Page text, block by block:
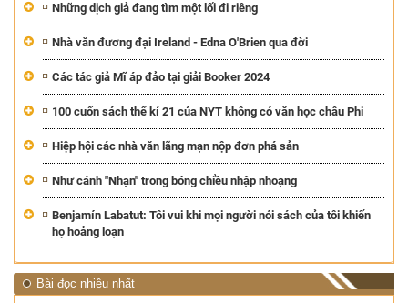
Những dịch giả đang tìm một lối đi riêng
Nhà văn đương đại Ireland - Edna O'Brien qua đời
Các tác giả Mĩ áp đảo tại giải Booker 2024
100 cuốn sách thể kỉ 21 của NYT không có văn học châu Phi
Hiệp hội các nhà văn lãng mạn nộp đơn phá sản
Như cánh "Nhạn" trong bóng chiều nhập nhoạng
Benjamín Labatut: Tôi vui khi mọi người nói sách của tôi khiến
họ hoảng loạn
Bài đọc nhiều nhất